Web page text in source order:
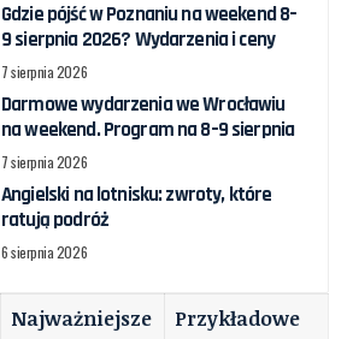
Gdzie pójść w Poznaniu na weekend 8–
9 sierpnia 2026? Wydarzenia i ceny
7 sierpnia 2026
Darmowe wydarzenia we Wrocławiu
na weekend. Program na 8–9 sierpnia
7 sierpnia 2026
Angielski na lotnisku: zwroty, które
ratują podróż
6 sierpnia 2026
Najważniejsze
Przykładowe